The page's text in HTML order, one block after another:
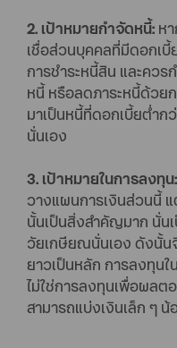
2. เป้าหมายกำจัดหนี้: ห
เชื่อส่วนบุคคลที่มีดอกเ
การชำระหนี้สิน และควร
หนี้ หรือลดภาระหนี้ด้วย
มาเป็นหนี้ที่ดอกเบี้ยต่ำก
นั่นเอง
3. เป้าหมายในการลงทุน:
วางแผนการเงินส่วนนี้
นั้นเป็นสิ่งสำคัญมาก นั่นเ
วัยเกษียณนั่นเอง ดังนั้น
ยาวเป็นหลัก การลงทุน
ไม่ใช่การลงทุนเพื่อผล
สามารถแบ่งเงินเล็ก ๆ